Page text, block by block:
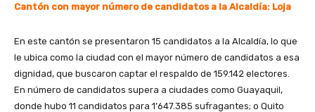
Cantón con mayor número de candidatos a la Alcaldía: Loja
En este cantón se presentaron 15 candidatos a la Alcaldía, lo que
le ubica como la ciudad con el mayor número de candidatos a esa
dignidad, que buscaron captar el respaldo de 159.142 electores.
En número de candidatos supera a ciudades como Guayaquil,
donde hubo 11 candidatos para 1’647.385 sufragantes; o Quito